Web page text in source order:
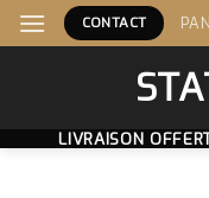
Skip
to
CONTACT
LIVRAISON